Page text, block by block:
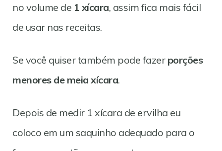
no volume de 1 xícara, assim fica mais fácil
de usar nas receitas.
Se você quiser também pode fazer porções
menores de meia xícara.
Depois de medir 1 xícara de ervilha eu
coloco em um saquinho adequado para o